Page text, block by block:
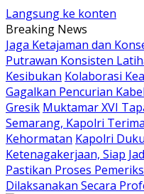
Langsung ke konten
Breaking News
Jaga Ketajaman dan
Putrawan Konsisten
Kesibukan Kolaborasi
Gagalkan Pencurian
Gresik Muktamar XVI
Semarang, Kapolri
Kehormatan Kapolri
Ketenagakerjaan, Siap
Pastikan Proses
Dilaksanakan Secara